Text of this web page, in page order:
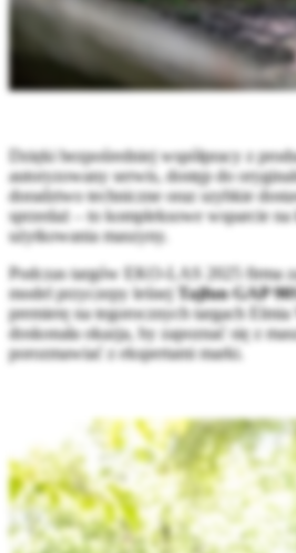
Dzięki bezpośredniej współpracy z
autoryzowany serwis, dostęp do
doradztwo techniczne oraz szybkie
sprzedaż – to kompleksowe wsparcie na
użytkowania maszyny.
Podczas targów EKO-LAS 2025 firma
model przyczepy leśnej Tajfun GAP
premierę na tegorocznych targach
doskonała okazja, by zapoznać się z
porozmawiać z ekspertami marki.